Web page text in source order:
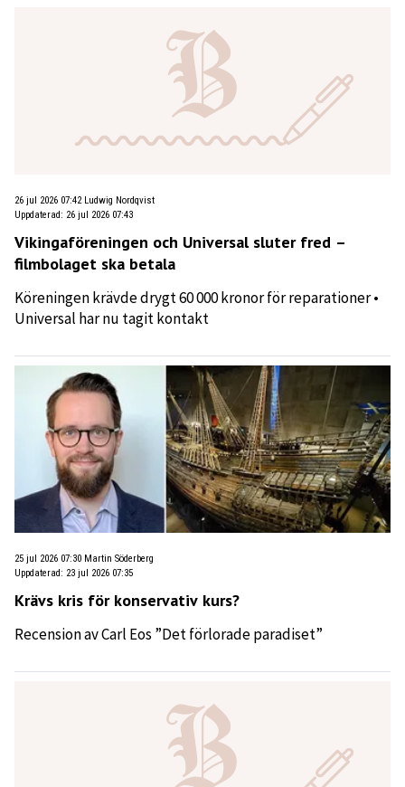
26 jul 2026 07:42 Ludwig Nordqvist
Uppdaterad: 26 jul 2026 07:43
Vikingaföreningen och Universal sluter fred –
filmbolaget ska betala
Köreningen krävde drygt 60 000 kronor för reparationer •
Universal har nu tagit kontakt
25 jul 2026 07:30 Martin Söderberg
Uppdaterad: 23 jul 2026 07:35
Krävs kris för konservativ kurs?
Recension av Carl Eos ”Det förlorade paradiset”